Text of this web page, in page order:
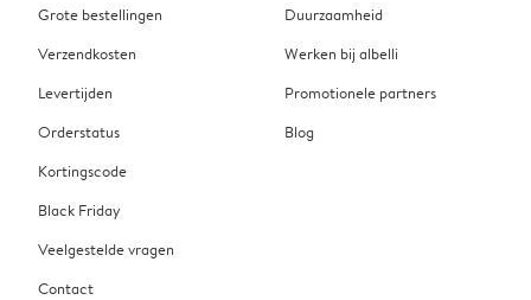
Grote bestellingen
Verzendkosten
Levertijden
Orderstatus
Kortingscode
Black Friday
Veelgestelde vragen
Contact
Duurzaamheid
Werken bij albelli
Promotionele partners
Blog